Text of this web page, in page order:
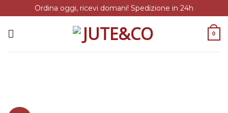
Ordina oggi, ricevi domani! Spedizione in 24h
0